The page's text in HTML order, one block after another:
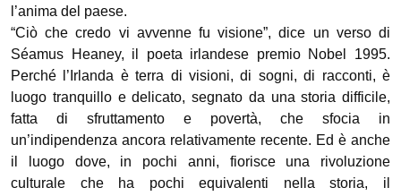
l’anima del paese.
“Ciò che credo vi avvenne fu visione”, dice un verso di
Séamus Heaney, il poeta irlandese premio Nobel 1995.
Perché l’Irlanda è terra di visioni, di sogni, di racconti, è
luogo tranquillo e delicato, segnato da una storia difficile,
fatta di sfruttamento e povertà, che sfocia in
un’indipendenza ancora relativamente recente. Ed è anche
il luogo dove, in pochi anni, fiorisce una rivoluzione
culturale che ha pochi equivalenti nella storia, il